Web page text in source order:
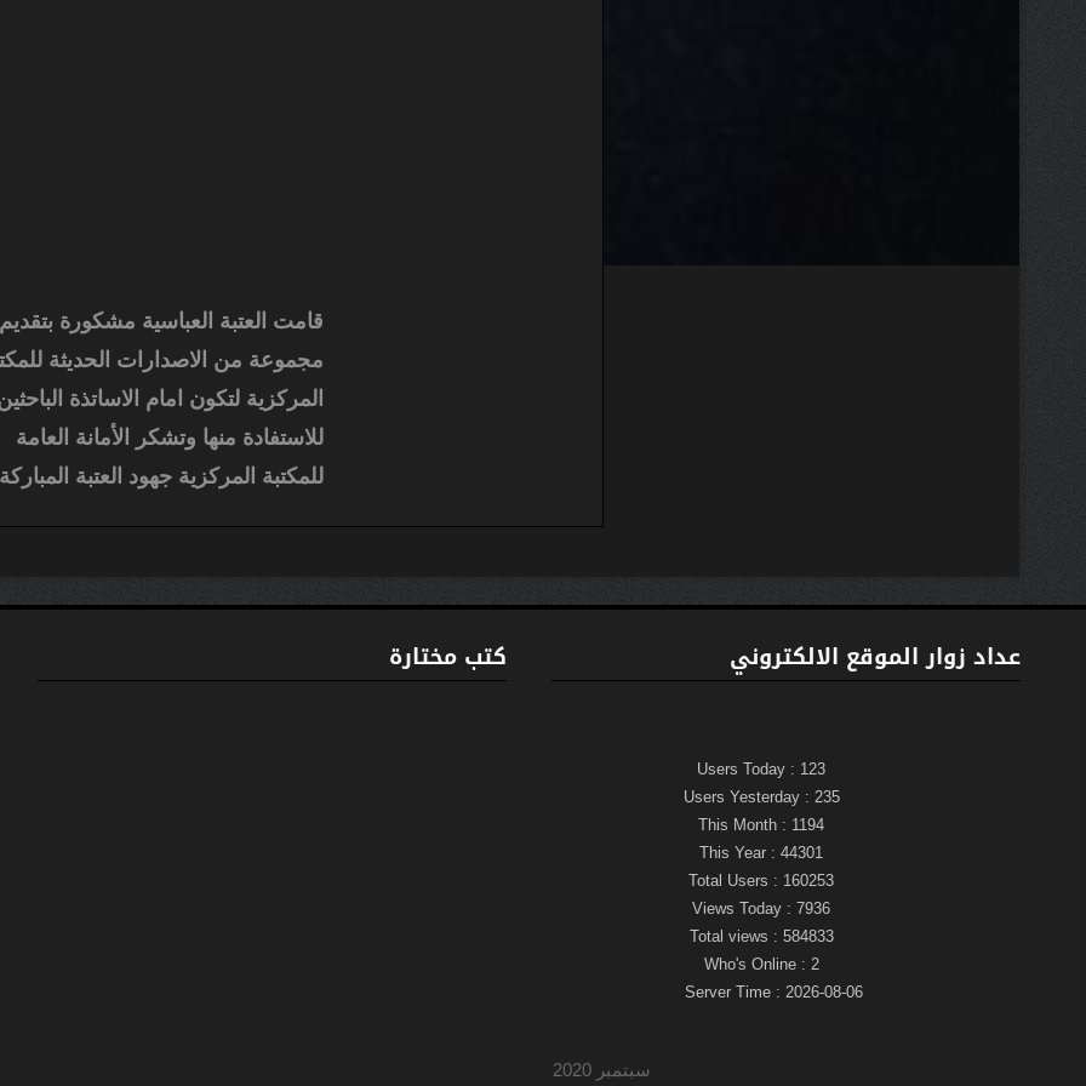
قامت العتبة العباسية مشكورة
مجموعة من الاصدارات الحديثة
المركزية لتكون امام الاساتذة
للاستفادة منها وتشكر الأمانة العامة
للمكتبة المركزية جهود العتبة
عداد زوار الموقع الالكتروني
Users Yesterday : 235
Total views : 584833
Who's Online : 2
Server Time : 2026-08-06
سبتمبر 2020
كتب مختارة